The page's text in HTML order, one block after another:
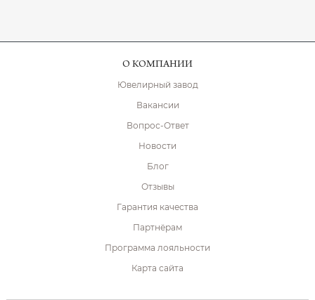
О КОМПАНИИ
Ювелирный завод
Вакансии
Вопрос-Ответ
Новости
Блог
Отзывы
Гарантия качества
Партнёрам
Программа лояльности
Карта сайта